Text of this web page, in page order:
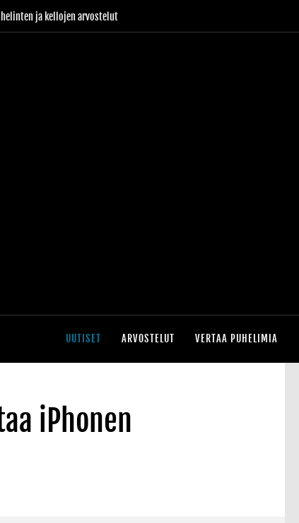
ja kellojen arvostelut
UUTISET ARVOSTELUT VERTAA PUHELIMIA
iPhonen